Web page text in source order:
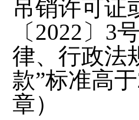
吊销许可证
〔2022〕3
律、行政法
款”标准高
章）